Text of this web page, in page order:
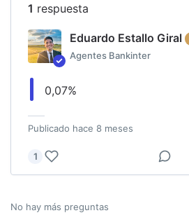
1 respuesta
Eduardo Estallo Giral
Agentes Bankinter
0,07%
Publicado hace 8 meses
1
No hay más preguntas